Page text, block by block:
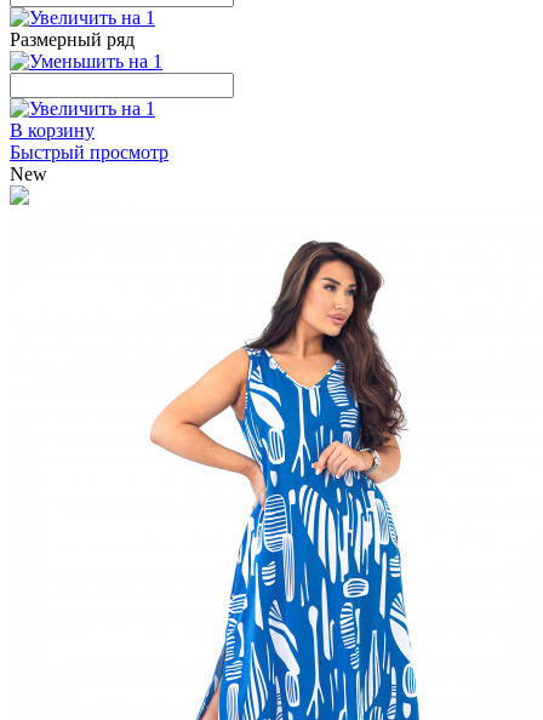
Размерный ряд
В корзину
Быстрый просмотр
New